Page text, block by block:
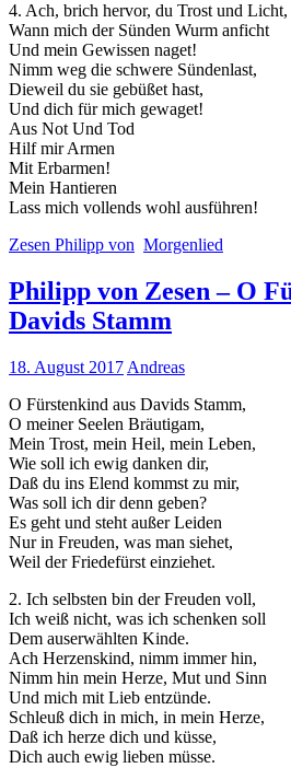
4. Ach, brich hervor, du Trost und Licht,
Wann mich der Sünden Wurm anficht
Und mein Gewissen naget!
Nimm weg die schwere Sündenlast,
Dieweil du sie gebüßet hast,
Und dich für mich gewaget!
Aus Not Und Tod
Hilf mir Armen
Mit Erbarmen!
Mein Hantieren
Lass mich vollends wohl ausführen!
Zesen Philipp von Morgenlied
Philipp von Zesen – O
Davids Stamm
18. August 2017 Andreas
O Fürstenkind aus Davids Stamm,
O meiner Seelen Bräutigam,
Mein Trost, mein Heil, mein Leben,
Wie soll ich ewig danken dir,
Daß du ins Elend kommst zu mir,
Was soll ich dir denn geben?
Es geht und steht außer Leiden
Nur in Freuden, was man siehet,
Weil der Friedefürst einziehet.
2. Ich selbsten bin der Freuden voll,
Ich weiß nicht, was ich schenken soll
Dem auserwählten Kinde.
Ach Herzenskind, nimm immer hin,
Nimm hin mein Herze, Mut und Sinn
Und mich mit Lieb entzünde.
Schleuß dich in mich, in mein Herze,
Daß ich herze dich und küsse,
Dich auch ewig lieben müsse.